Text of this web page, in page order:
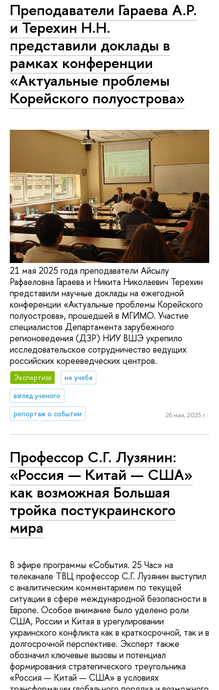
Преподаватели Гараева А.Р.
и Терехин Н.Н.
представили доклады в
рамках конференции
«Актуальные проблемы
Корейского полуострова»
21 мая 2025 года преподаватели Айсылу
Рафаеловна Гараева и Никита Николаевич Терехин
представили научные доклады на ежегодной
конференции «Актуальные проблемы Корейского
полуострова», прошедшей в МГИМО. Участие
специалистов Департамента зарубежного
регионоведения (ДЗР) НИУ ВШЭ укрепило
исследовательское сотрудничество ведущих
российских корееведческих центров.
Экспертиза
не учеба
взгляд ученого
репортаж о событии
26 мая, 2025 г.
Профессор С.Г. Лузянин:
«Россия — Китай — США»
как возможная Большая
тройка постукраинского
мира
В эфире программы «События. 25 Час» на
телеканале ТВЦ профессор С.Г. Лузянин выступил
с аналитическим комментарием по текущей
ситуации в сфере международной безопасности в
Европе. Особое внимание было уделено роли
США, России и Китая в урегулировании
украинского конфликта как в краткосрочной, так и в
долгосрочной перспективе. Эксперт также
обозначил ключевые вызовы и потенциал
формирования стратегического треугольника
«Россия — Китай — США» в условиях